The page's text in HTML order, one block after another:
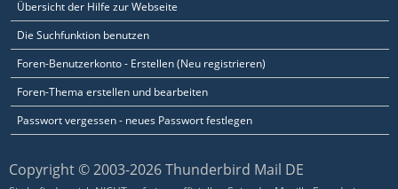
Übersicht der Hilfe zur Webseite
Die Suchfunktion benutzen
Foren-Benutzerkonto - Erstellen (Neu registrieren)
Foren-Thema erstellen und bearbeiten
Passwort vergessen - neues Passwort festlegen
Copyright © 2003-2026 Thunderbird Mail DE